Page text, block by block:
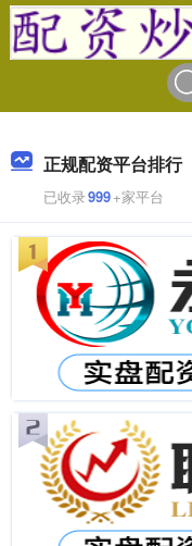
正规配资平台排行
已收录999+家平台